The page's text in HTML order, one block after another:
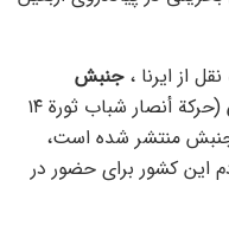
از ایرنا ،جنبش
(حرکة أنصار شباب ثورة ۱۴
جنبش منتشر شده است،
این کشور برای حضور در